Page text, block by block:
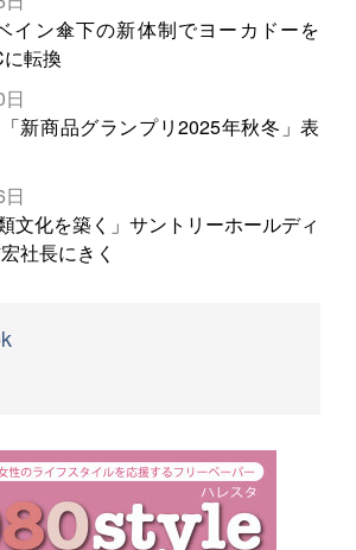
イン傘下の新体制でヨーカドーを
転換
新商品グランプリ2025年秋冬」表
文化を築く」サントリーホールディ
社長にきく